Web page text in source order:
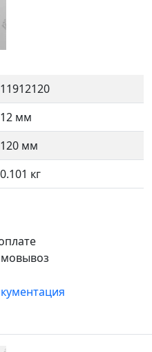
11912120
12 мм
120 мм
0.101 кг